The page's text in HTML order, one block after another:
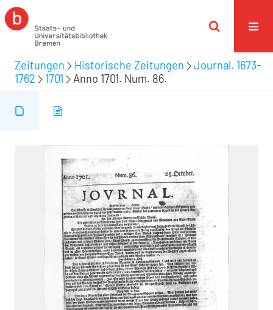
Zeitungen Historische Zeitungen
Journal. 1673-
1762
1701 Anno 1701. Num. 86.